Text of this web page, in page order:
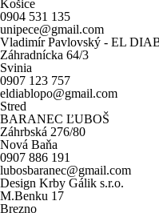
Košice
0904 531 135
unipece@gmail.com
Vladimír Pavlovský - EL
Záhradnícka 64/3
Svinia
0907 123 757
eldiablopo@gmail.com
Stred
BARANEC ĽUBOŠ
Záhrbská 276/80
Nová Baňa
0907 886 191
lubosbaranec@gmail.com
Design Krby Gálik s.r.o.
M.Benku 17
Brezno